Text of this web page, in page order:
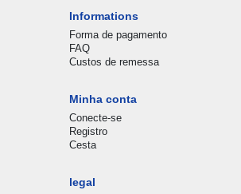
Informations
Forma de pagamento
FAQ
Custos de remessa
Minha conta
Conecte-se
Registro
Cesta
legal